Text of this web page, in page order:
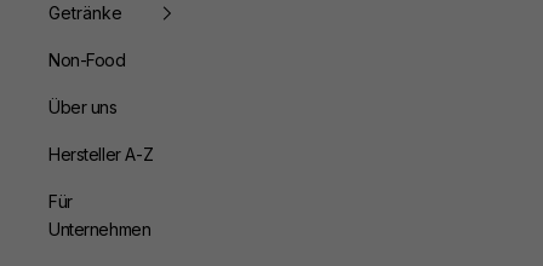
Getränke
Non-Food
Über uns
Hersteller A-Z
Für
Unternehmen